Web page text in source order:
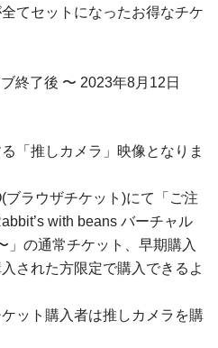
てセットになったお得なチケ
終了後 〜 2023年8⽉12⽇
「推しカメラ」映像となりま
ラウザチケット)にて「ご注
with beans バーチャル
」の通常チケット、早期購⼊
された⽅限定で購⼊できるよ
ット購⼊者は推しカメラを購